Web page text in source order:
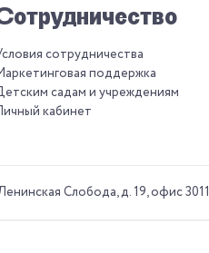
сотрудничества
поддержка
садам и учреждениям
кабинет
Слобода, д. 19, офис 3011